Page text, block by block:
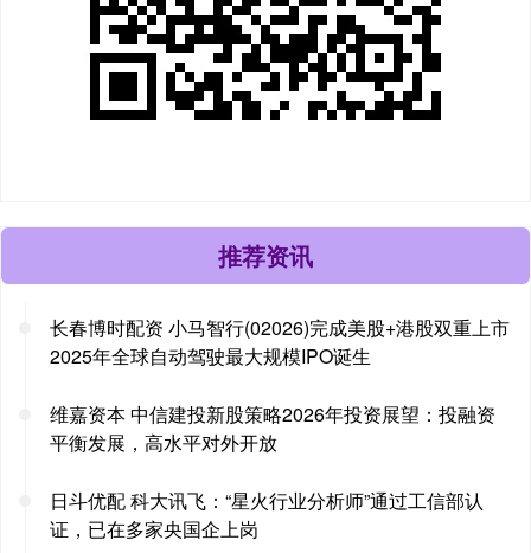
推荐资讯
长春博时配资 小马智行(02026)完成美股+港股双重上市
2025年全球自动驾驶最大规模IPO诞生
维嘉资本 中信建投新股策略2026年投资展望：投融资
平衡发展，高水平对外开放
日斗优配 科大讯飞：“星火行业分析师”通过工信部认
证，已在多家央国企上岗